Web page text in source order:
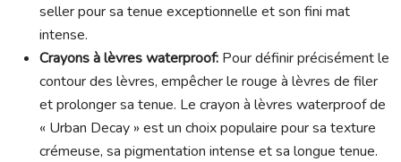
seller pour sa tenue exceptionnelle et son fini mat
intense.
Crayons à lèvres waterproof: Pour définir précisément le
contour des lèvres, empêcher le rouge à lèvres de filer
et prolonger sa tenue. Le crayon à lèvres waterproof de
« Urban Decay » est un choix populaire pour sa texture
crémeuse, sa pigmentation intense et sa longue tenue.